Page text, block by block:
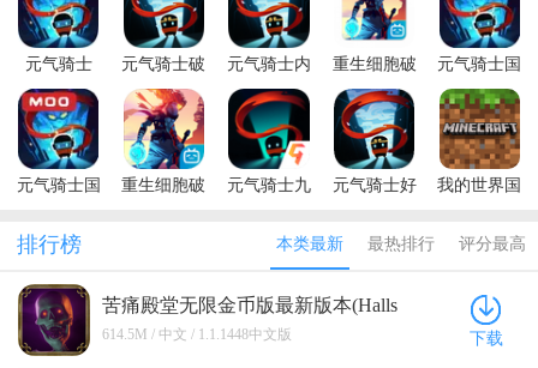
元气骑士
2026破解版
池鸳
元气骑士破
解版全无限
最新版本
元气骑士内
购破解版
重生细胞破
解版永久免
费中文最新
版
元气骑士国
际服破解版
内置修改器
(Soul
Knight)
元气骑士国
版(Soul
Knight)
重生细胞破
元气骑士九
版池鸳
元气骑士好
版
我的世界国
版
排行榜 本类最新 最热排行 评分最高
苦痛殿堂无限金币版最新版本(Halls
of Torment: Premium) 1.1.1448中文版
614.5M / 中文 / 1.1.1448中文版 下载